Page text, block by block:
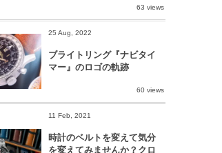
63 views
25 Aug, 2022
ブライトリング『ナビタイ
マー』のロゴの軌跡
60 views
11 Feb, 2021
時計のベルトを変えて気分
を変えてみませんか？クロ